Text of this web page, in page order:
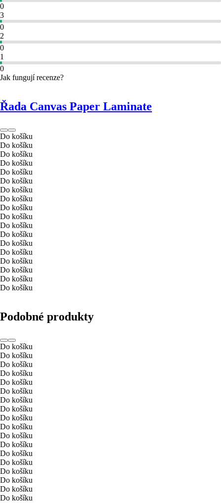
0
3
0
2
0
1
0
Jak fungují recenze?
Řada Canvas Paper Laminate
Do košíku
Do košíku
Do košíku
Do košíku
Do košíku
Do košíku
Do košíku
Do košíku
Do košíku
Do košíku
Do košíku
Do košíku
Do košíku
Do košíku
Do košíku
Do košíku
Do košíku
Do košíku
Podobné produkty
Do košíku
Do košíku
Do košíku
Do košíku
Do košíku
Do košíku
Do košíku
Do košíku
Do košíku
Do košíku
Do košíku
Do košíku
Do košíku
Do košíku
Do košíku
Do košíku
Do košíku
Do košíku